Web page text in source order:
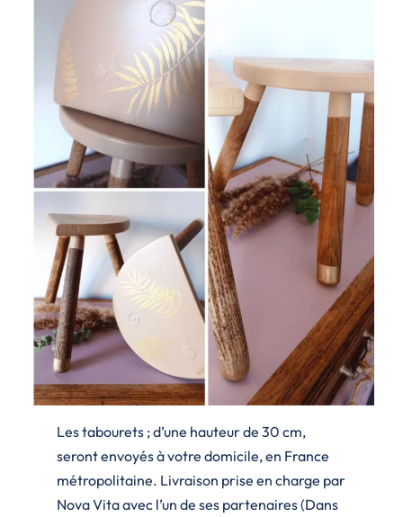
Les tabourets ; d’une hauteur de 30 cm,
seront envoyés à votre domicile, en France
métropolitaine. Livraison prise en charge par
Nova Vita avec l’un de ses partenaires (Dans